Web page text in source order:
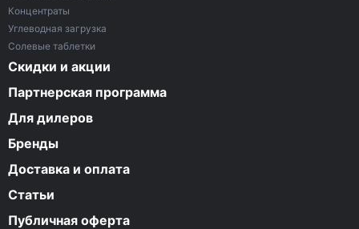
Концентраты
Углеводная загрузка
Солевые таблетки
Скидки и акции
Партнерская программа
Для дилеров
Бренды
Доставка и оплата
Статьи
Публичная оферта